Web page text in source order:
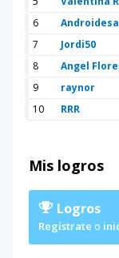
6
7
Jordi50
8
Angel
9
raynor
10
RRR
Mis logros
Logros
Regístrate o